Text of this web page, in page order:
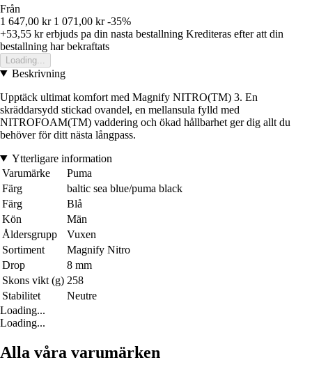
Från
1 647,00 kr 1 071,00 kr -35%
+53,55 krerbjuds pa din nasta bestallning Krediteras efter att din
bestallning har bekraftats
Loading...
Beskrivning
Upptäck ultimat komfort med Magnify NITRO(TM) 3. En
skräddarsydd stickad ovandel, en mellansula fylld med
NITROFOAM(TM) vaddering och ökad hållbarhet ger dig allt du
behöver för ditt nästa långpass.
Ytterligare information
Varumärke
Puma
Färg
baltic sea blue/puma black
Färg
Blå
Kön
Män
Åldersgrupp
Vuxen
Sortiment
Magnify Nitro
Drop
8 mm
Skons vikt (g) 258
Stabilitet
Neutre
Loading...
Loading...
Alla våra varumärken